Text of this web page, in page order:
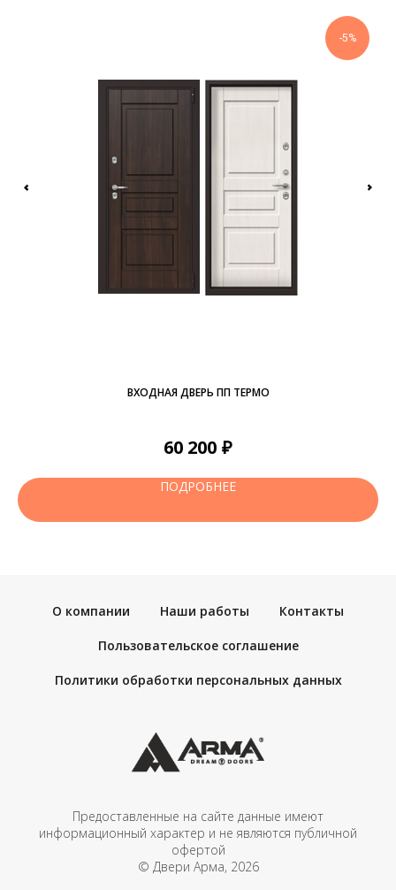
-5%
ВХОДНАЯ ДВЕРЬ ПП ТЕРМО
60 200 ₽
ПОДРОБНЕЕ
О компании Наши работы Контакты
Пользовательское соглашение
Политики обработки персональных данных
Предоставленные на сайте данные имеют
информационный характер и не являются публичной
офертой
© Двери Арма, 2026